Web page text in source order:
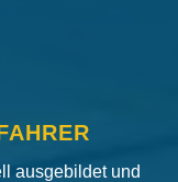
ausgebildet und